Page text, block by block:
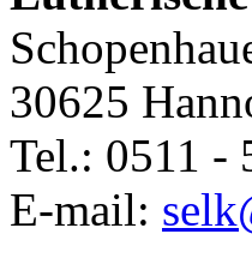
30625
Tel.: 0511 -
E-mail: